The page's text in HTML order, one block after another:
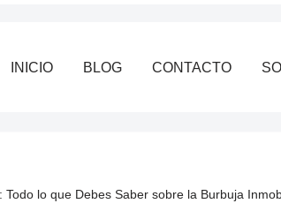
INICIO BLOG CONTACTO
Todo lo que Debes Saber sobre la Burbuja